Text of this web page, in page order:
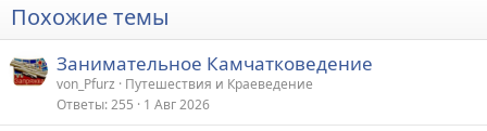
Похожие темы
Занимательное Камчатковедение
von_Pfurz
Путешествия и Краеведение
Ответы 255 1 Авг 2026